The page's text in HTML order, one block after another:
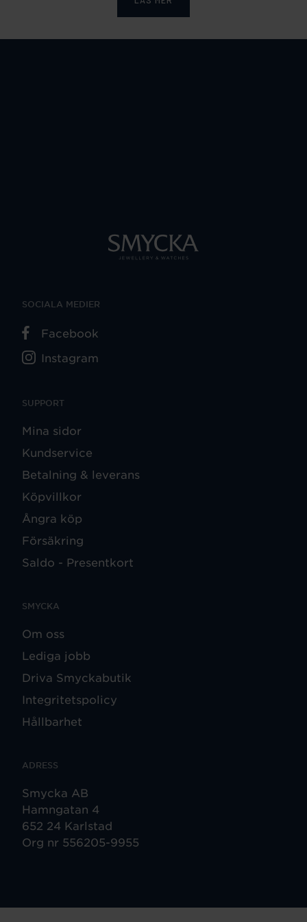
SUPPORT
Mina sidor
Kundservice
Betalning & leverans
Köpvillkor
Ångra köp
Försäkring
Saldo - Presentkort
SMYCKA
Om oss
Lediga jobb
Driva Smyckabutik
Integritetspolicy
Hållbarhet
ADRESS
Smycka AB
Hamngatan 4
652 24 Karlstad
Org nr 556205-9955
SOCIALA MEDIER
Facebook
Instagram